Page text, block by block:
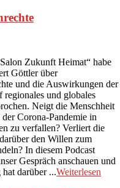
Zukunft Heimat“ habe
Göttler über
und die Auswirkungen der
regionales und globales
Neigt die Menschheit
Corona-Pandemie in
zu verfallen? Verliert die
den Willen zum
In diesem Podcast
Gespräch anschauen und
darüber ...Weiterlesen